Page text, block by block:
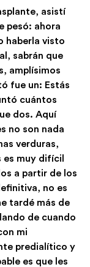
asistí
pesó: ahora
haberla visto
sabrán que
amplísimos
fue un: Estás
cuántos
dos. Aquí
no son nada
verduras,
es muy difícil
a partir de los
no es
tardé más de
de cuando
mi
predialítico y
es que les